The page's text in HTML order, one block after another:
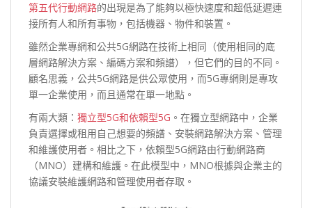
第五代行動網路的出現是為了能夠以極快速度和超低延遲連
接所有人和所有事物，包括機器、物件和裝置。
雖然企業專網和公共5G網路在技術上相同（使用相同的底
層網路解決方案、編碼方案和頻譜），但它們的目的不同。
顧名思義，公共5G網路是供公眾使用，而5G專網則是專攻
單一企業使用，而且通常在單一地點。
有兩大類： 獨立型5G和依賴型5G 。在獨立型網路中，企業
負責選擇或租用自己想要的頻譜、安裝網路解決方案、管理
和維護使用者。相比之下，依賴型5G網路由行動網路商
（MNO）建構和維護。在此模型中，MNO根據與企業主的
協議安裝維護網路和管理使用者存取。